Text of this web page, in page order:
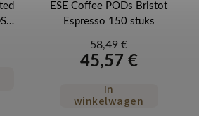
ESE Coffee PODs Bristot
Espresso 150 stuks
58,49 €
45,57 €
In
winkelwagen